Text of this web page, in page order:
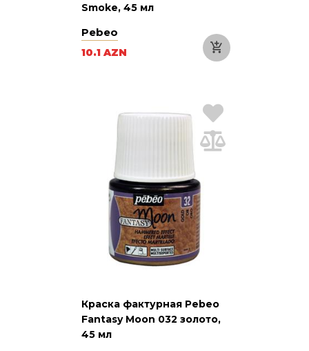
Smoke, 45 мл
Pebeo
10.1 AZN
Краска фактурная Pebeo
Fantasy Moon 032 золото,
45 мл